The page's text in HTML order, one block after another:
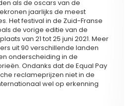
als de oscars van de
jaarlijks de meest
Het festival in de Zuid-Franse
de vorige editie van de
van 21 tot 25 juni 2021. Meer
uit 90 verschillende landen
onderscheiding in de
Ondanks dat de Equal Pay
reclameprijzen niet in de
wel op erkenning